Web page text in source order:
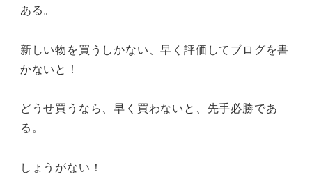
ある。
新しい物を買うしかない、早く評価してブログを書
かないと！
どうせ買うなら、早く買わないと、先手必勝であ
る。
しょうがない！